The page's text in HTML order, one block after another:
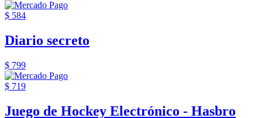
$ 584
Diario secreto
$ 799
$ 719
Juego de Hockey Electrónico - Hasbro